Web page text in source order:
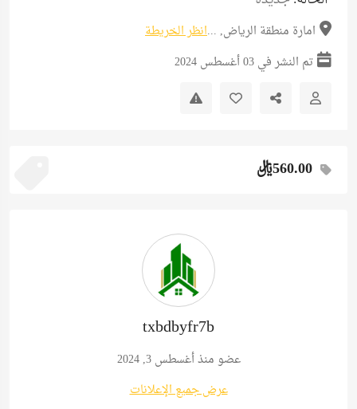
امارة منطقة الرياض, ...انظر الخريطة
تم النشر في 03 أغسطس 2024
560.00ريال
txbdbyfr7b
عضو منذ أغسطس 3, 2024
عرض جميع الإعلانات